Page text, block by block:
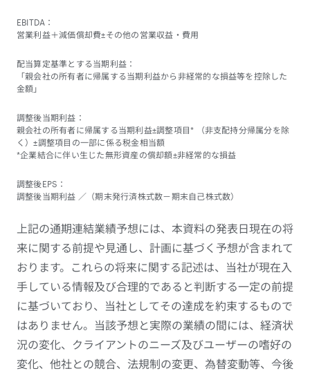
EBITDA：
営業利益＋減価償却費±その他の営業収益・費用
配当算定基準とする当期利益：
「親会社の所有者に帰属する当期利益から非経常的な損益等を控除した
金額」
調整後当期利益：
親会社の所有者に帰属する当期利益±調整項目* （非支配持分帰属分を除
く）±調整項目の一部に係る税金相当額
*企業結合に伴い生じた無形資産の償却額±非経常的な損益
調整後EPS：
調整後当期利益 ／（期末発行済株式数－期末自己株式数）
上記の通期連結業績予想には、本資料の発表日現在の将
来に関する前提や見通し、計画に基づく予想が含まれて
おります。これらの将来に関する記述は、当社が現在入
手している情報及び合理的であると判断する一定の前提
に基づいており、当社としてその達成を約束するもので
はありません。当該予想と実際の業績の間には、経済状
況の変化、クライアントのニーズ及びユーザーの嗜好の
変化、他社との競合、法規制の変更、為替変動等、今後